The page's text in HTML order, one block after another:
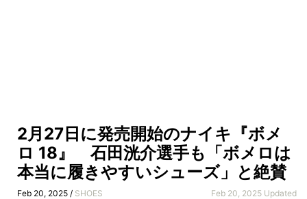
2月27日に発売開始のナイキ『ボメ
ロ 18』 石田洸介選手も「ボメロは
本当に履きやすいシューズ」と絶賛
Feb 20, 2025 / SHOES Feb 20, 2025 Updated